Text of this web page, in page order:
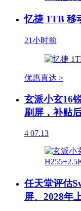
忆捷 1TB 移
21小时前
优惠直达 >
玄派小玄16
刷屏，补贴
4 07.13
任天堂评估
屏、2028年